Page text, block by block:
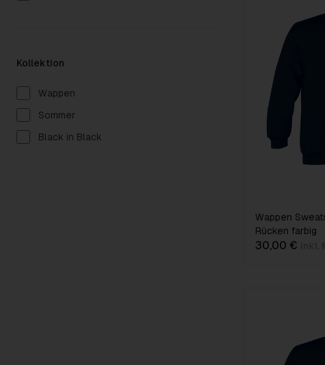
Kollektion
Wappen
Sommer
Black in Black
Wappen
Rücken farbig
30,00 €